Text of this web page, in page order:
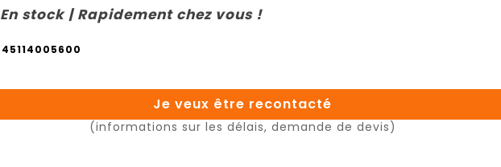
En stock | Rapidement chez vous !
45114005600
Je veux être recontacté
(informations sur les délais, demande de devis)